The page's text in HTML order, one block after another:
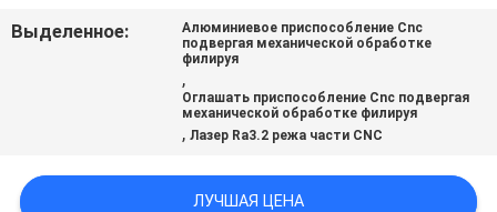
КАРТА
КОНФИДЕНЦИАЛЬНОСТИ
Выделенное:
Алюминиевое приспособление Cnc
подвергая механической обработке
филируя
,
Оглашать приспособление Cnc подвергая
механической обработке филируя
,Лазер Ra3.2 режа части CNC
ЛУЧШАЯ ЦЕНА